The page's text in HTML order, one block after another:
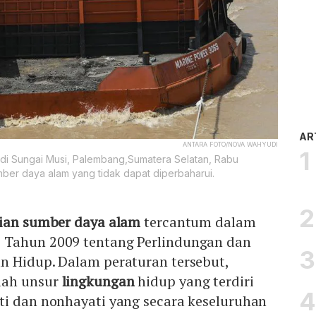
ANTARA FOTO/NOVA WAHYUDI
Musi, Palembang,Sumatera Selatan, Rabu
daya alam yang tidak dapat diperbaharui.
sumber daya alamtercantum dalam
Tahun 2009 tentang Perlindungan dan
Hidup. Dalam peraturan tersebut,
unsurlingkunganhidup yang terdiri
dan nonhayati yang secara keseluruhan